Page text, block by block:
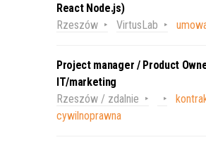
React Node.js)
Rzeszów
VirtusLab
Project manager / Product
IT/marketing
Rzeszów / zdalnie
cywilnoprawna